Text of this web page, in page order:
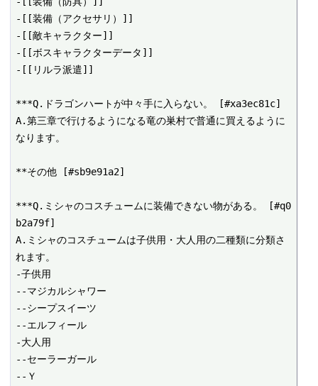
-[[装備（アクセサリ）]]
-[[敵キャラクター]]
-[[ボスキャラクターデータ]]
-[[リルラ派遣]]
***Q.ドラゴンハートが中々手に入らない。 [#xa3ec81c]
A.第三章で行けるようになる竜の巣村で普通に買えるように
なります。
**その他 [#sb9e91a2]
***Q.ミシャのコスチュームに装備できない物がある。 [#q0
b2a79f]
A.ミシャのコスチュームは子供用・大人用の二種類に分類さ
れます。
-子供用
--マジカルシャワー
--シープスイーツ
--エルフィール
-大人用
--セーラーガール
--Ｙ